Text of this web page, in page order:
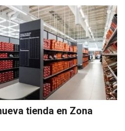
tienda en Zona